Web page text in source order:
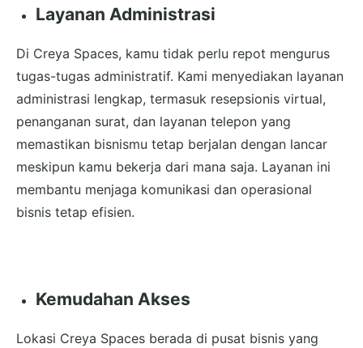
Layanan Administrasi
Di Creya Spaces, kamu tidak perlu repot mengurus
tugas-tugas administratif. Kami menyediakan layanan
administrasi lengkap, termasuk resepsionis virtual,
penanganan surat, dan layanan telepon yang
memastikan bisnismu tetap berjalan dengan lancar
meskipun kamu bekerja dari mana saja. Layanan ini
membantu menjaga komunikasi dan operasional
bisnis tetap efisien.
Kemudahan Akses
Lokasi Creya Spaces berada di pusat bisnis yang